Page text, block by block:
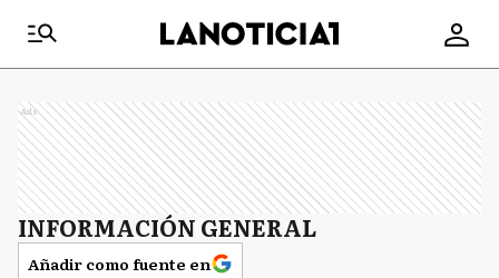
Ads
INFORMACIÓN GENERAL
Añadir como fuente en